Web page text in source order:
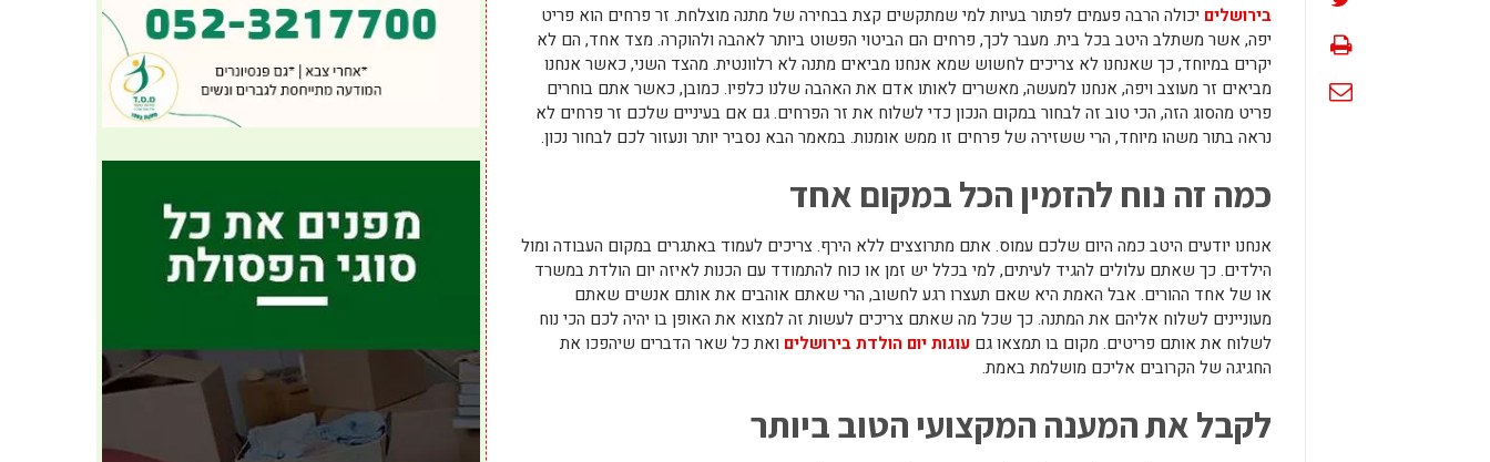
בירושלים יכולה הרבה פעמים לפתור בעיות למי שמתקשים קצת בבחירה של מתנה מוצלחת. זר פרחים הוא פריט
יפה, אשר משתלב היטב בכל בית. מעבר לכך, פרחים הם הביטוי הפשוט ביותר לאהבה ולהוקרה. מצד אחד, הם לא
יקרים במיוחד, כך שאנחנו לא צריכים לחשוש שמא אנחנו מביאים מתנה לא רלוונטית. מהצד השני, כאשר אנחנו
מביאים זר מעוצב ויפה, אנחנו למעשה, מאשרים לאותו אדם את האהבה שלנו כלפיו. כמובן, כאשר אתם בוחרים
פריט מהסוג הזה, הכי טוב זה לבחור במקום הנכון כדי לשלוח את זר הפרחים. גם אם בעיניים שלכם זר פרחים לא
נראה בתור משהו מיוחד, הרי ששזירה של פרחים זו ממש אומנות. במאמר הבא נסביר יותר ונעזור לכם לבחור נכון.
כמה זה נוח להזמין הכל במקום אחד
אנחנו יודעים היטב כמה היום שלכם עמוס. אתם מתרוצצים ללא הירף. צריכים לעמוד באתגרים במקום העבודה ומול
הילדים. כך שאתם עלולים להגיד לעיתים, למי בכלל יש זמן או כוח להתמודד עם הכנות לאיזה יום הולדת במשרד
או של אחד ההורים. אבל האמת היא שאם תעצרו רגע לחשוב, הרי שאתם אוהבים את אותם אנשים שאתם
מעוניינים לשלוח אליהם את המתנה. כך שכל מה שאתם צריכים לעשות זה למצוא את האופן בו יהיה לכם הכי נוח
לשלוח את אותם פריטים. מקום בו תמצאו גםעוגות יום הולדת בירושלים ואת כל שאר הדברים שיהפכו את
החגיגה של הקרובים אליכם מושלמת באמת.
לקבל את המענה המקצועי הטוב ביותר